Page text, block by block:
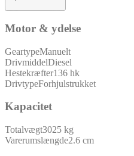
Motor & ydelse
GeartypeManuelt
DrivmiddelDiesel
Hestekræfter136 hk
DrivtypeForhjulstrukket
Kapacitet
Totalvægt3025 kg
Varerumslængde2.6 cm